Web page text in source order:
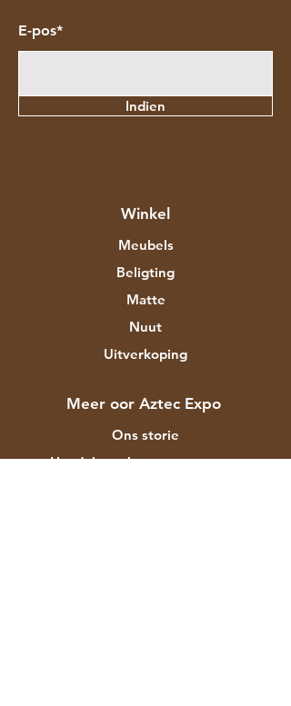
E-pos*
Indien
Winkel
Meubels
Beligting
Matte
Nuut
Uitverkoping
Meer oor Aztec Expo
Ons storie
Handelsmerke en ontwerpers